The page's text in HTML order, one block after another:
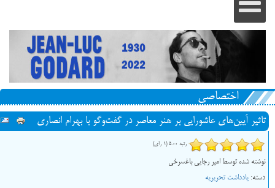
اختصاصی
تاثیر آیین‌های عاشورایی بر هنر معاصر در گفت‌وگو با بهرام انصاری
رتبه 5.00 (1 رای)
نوشته شده توسط امیر رجایی باغسرخی
دسته: یادداشت تحریریه